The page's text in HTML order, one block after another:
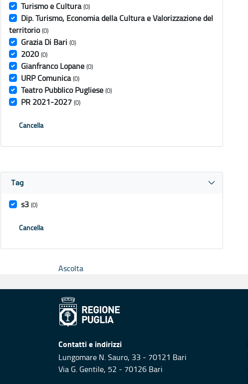
Turismo e Cultura (0)
Dip. Turismo, Economia della Cultura e Valorizzazione del
territorio (0)
Grazia Di Bari (0)
2020 (0)
Gianfranco Lopane (0)
URP Comunica (0)
Teatro Pubblico Pugliese (0)
PR 2021-2027 (0)
Cancella
Tag
s3 (0)
Cancella
Ascolta
Contatti e indirizzi
Lungomare N. Sauro, 33 - 70121 Bari
Via G. Gentile, 52 - 70126 Bari